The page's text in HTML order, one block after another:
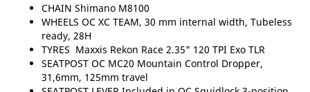
CHAIN Shimano M8100
WHEELS OC XC TEAM, 30 mm internal width, Tubeless
ready, 28H
TYRES Maxxis Rekon Race 2.35" 120 TPI Exo TLR
SEATPOST OC MC20 Mountain Control Dropper,
31,6mm, 125mm travel